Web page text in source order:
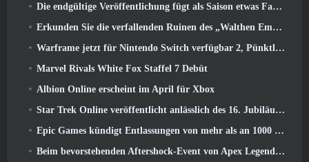
Die endgültige Veröffentlichung fügt als Saison etwas Fantasie hinzu 10 Startet
Erkunden Sie die verfallenden Ruinen des „Walthen Empire“ im nächsten großen Update von RAVEN2
Warframe jetzt für Nintendo Switch verfügbar 2, Pünktlich zum Start von Shadowgrapher
Marvel Rivals White Fox Staffel 7 Debüt
Albion Online erscheint im April für Xbox
Star Trek Online veröffentlicht anlässlich des 16. Jubiläums eine Minidokumentation über die Ursprünge der Föderation
Epic Games kündigt Entlassungen von mehr als an 1000 Mitarbeiter, Unter Berufung auf „Abschwung im Fortnite-Engagement“
Beim bevorstehenden Aftershock-Event von Apex Legends wird es elektrisierend